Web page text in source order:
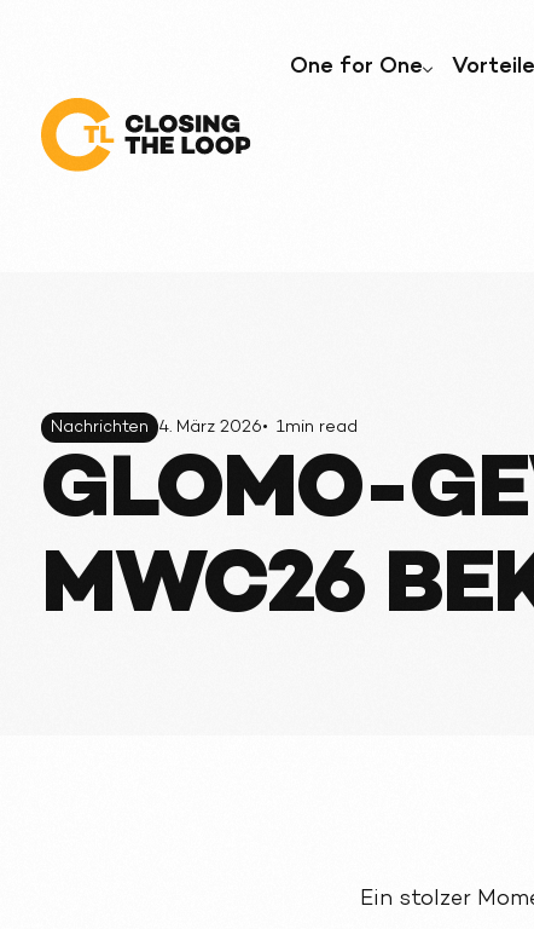
One for One
Einhaltung der
Vorteile
Nachrichten 4. März 2026• 1min read
GLOMO-
MWC26
Ein stolzer